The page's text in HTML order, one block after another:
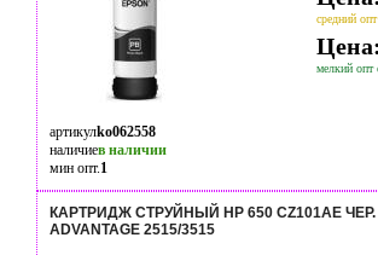
средний
мелкий опт
артикулko062558
наличиев наличии
мин опт.1
КАРТРИДЖ СТРУЙНЫЙ HP 650 CZ101AE
ADVANTAGE 2515/3515